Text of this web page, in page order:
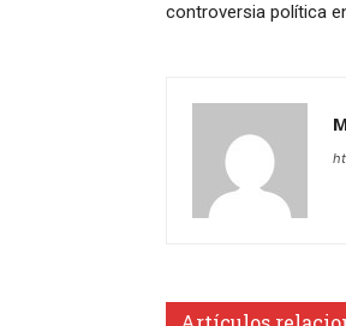
controversia política